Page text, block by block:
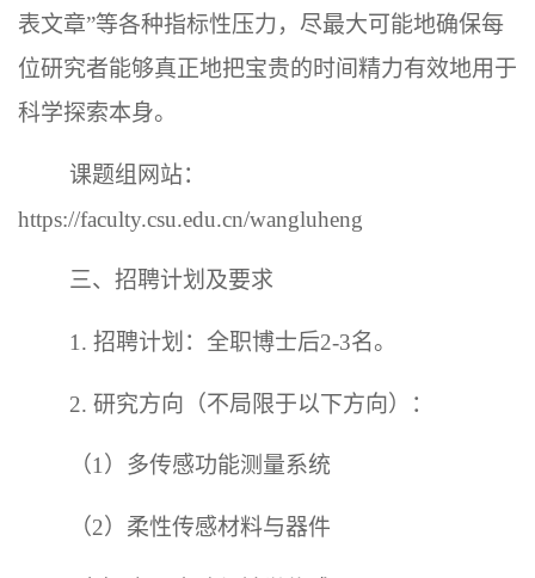
表文章”等各种指标性压力，尽最大可能地确保每
位研究者能够真正地把宝贵的时间精力有效地用于
科学探索本身。
课题组网站：
https://faculty.csu.edu.cn/wangluheng
三、招聘计划及要求
1. 招聘计划：全职博士后2-3名。
2. 研究方向（不局限于以下方向）：
（1）多传感功能测量系统
（2）柔性传感材料与器件